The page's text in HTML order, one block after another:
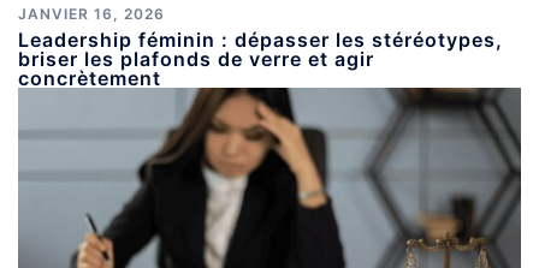
JANVIER 16, 2026
Leadership féminin : dépasser les stéréotypes,
briser les plafonds de verre et agir
concrètement